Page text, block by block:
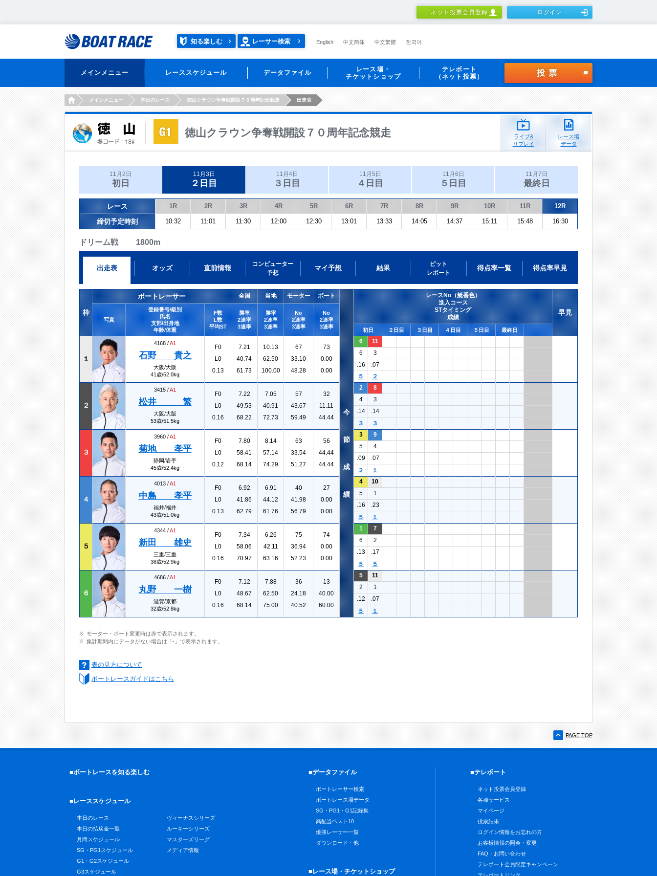
ネット投票会員登録 ログイン
知る楽しむ レーサー検索 English 中文简体 中文繁體 한국어
メインメニュー レーススケジュール データファイル
レース場・
チケットショップ
テレボート
（ネット投票）
投票
HOMEメインメニュー 本日のレース 徳山クラウン争奪戦開設７０周年記念競走 出走表
徳山クラウン争奪戦開設７０周年記念競走
ライブ&
リプレイ
レース場
データ
11月2日
初日
11月3日
２日目
11月4日
３日目
11月5日
４日目
11月6日
５日目
11月7日
最終日
レース 1R 2R 3R 4R 5R 6R 7R 8R 9R 10R 11R 12R
締切予定時刻 10:32 11:01 11:30 12:00 12:30 13:01 13:33 14:05 14:37 15:11 15:48 16:30
ドリーム戦 1800m
出走表 オッズ 直前情報
コンピューター
予想
マイ予想 結果
ピット
レポート
得点率一覧 得点率早見
枠
ボートレーサー 全国 当地 モーター ボート
レースNo（艇番色）
進入コース
STタイミング
成績
早見
写真
登録番号/級別
氏名
支部/出身地
年齢/体重
F数
L数
平均ST
勝率
2連率
3連率
勝率
2連率
3連率
No
2連率
3連率
No
2連率
3連率
初日 ２日目 ３日目 ４日目 ５日目 最終日
１
4168 /A1
石野 貴之
大阪/大阪
41歳/52.0kg
F0
L0
0.13
7.21
40.74
61.73
10.13
62.50
100.00
67
33.10
48.28
73
0.00
0.00
6
11
6
3
.16
.07
５
２
２
3415 /A1
松井 繁
大阪/大阪
53歳/51.5kg
F0
L0
0.16
7.22
49.53
68.22
7.05
40.91
72.73
57
43.67
59.49
32
11.11
44.44
2
8
4
3
.14
.14
３
３
３
3960 /A1
菊地 孝平
静岡/岩手
45歳/52.4kg
F0
L0
0.12
7.80
58.41
68.14
8.14
57.14
74.29
63
33.54
51.27
56
44.44
44.44
3
9
5
4
.09
.07
２
１
４
4013 /A1
中島 孝平
福井/福井
43歳/51.0kg
F0
L0
0.13
6.92
41.86
62.79
6.91
44.12
61.76
40
41.98
56.79
27
0.00
0.00
4
10
5
1
.16
.23
５
１
５
4344 /A1
新田 雄史
三重/三重
38歳/52.9kg
F0
L0
0.16
7.34
58.06
70.97
6.26
42.11
63.16
75
36.94
52.23
74
0.00
0.00
1
7
6
2
.13
.17
５
５
６
4686 /A1
丸野 一樹
滋賀/京都
32歳/52.8kg
F0
L0
0.16
7.12
48.67
68.14
7.88
62.50
75.00
36
24.18
40.52
13
40.00
60.00
5
11
2
1
.12
.07
５
１
今
節
成
績
モーター・ボート変更時は赤で表示されます。
集計期間内にデータがない場合は「-」で表示されます。
表の見方について
ボートレースガイドはこちら
PAGE TOP
■ボートレースを知る楽しむ
■レーススケジュール
本日のレース
本日の払戻金一覧
月間スケジュール
SG・PG1スケジュール
G1・G2スケジュール
G3スケジュール
ヴィーナスシリーズ
ルーキーシリーズ
マスターズリーグ
メディア情報
■データファイル
ボートレーサー検索
ボートレース場データ
SG・PG1・G1記録集
高配当ベスト10
優勝レーサー一覧
ダウンロード・他
■レース場・チケットショップ
■テレボート
ネット投票会員登録
各種サービス
マイページ
投票結果
ログイン情報をお忘れの方
お客様情報の照会・変更
FAQ・お問い合わせ
テレボート会員限定キャンペーン